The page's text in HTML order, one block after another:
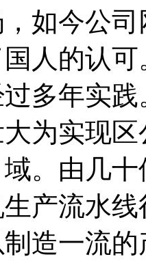
如今公
人的认
多年实
为实现
。由几
产流水
造一流